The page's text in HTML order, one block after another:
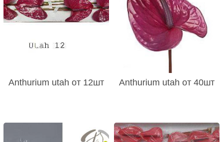
Anthurium utah от 12шт Anthurium utah от 40шт